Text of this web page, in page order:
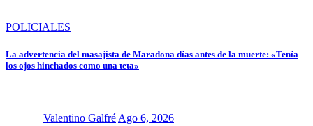
POLICIALES
La advertencia del masajista de Maradona días antes de la muerte: «Tenía
los ojos hinchados como una teta»
Valentino Galfré Ago 6, 2026